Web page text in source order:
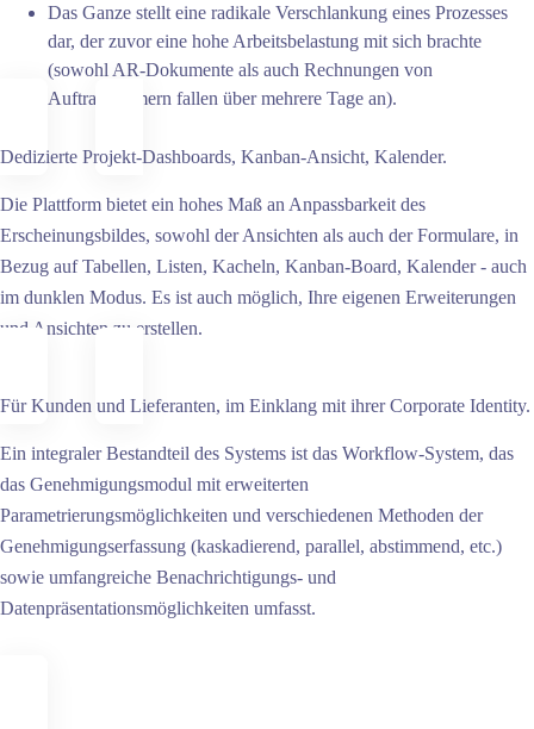
Das Ganze stellt eine radikale Verschlankung eines Prozesses
dar, der zuvor eine hohe Arbeitsbelastung mit sich brachte
(sowohl AR-Dokumente als auch Rechnungen von
Auftragnehmern fallen über mehrere Tage an).
Dedizierte Projekt-Dashboards, Kanban-Ansicht, Kalender.
Die Plattform bietet ein hohes Maß an Anpassbarkeit des
Erscheinungsbildes, sowohl der Ansichten als auch der Formulare, in
Bezug auf Tabellen, Listen, Kacheln, Kanban-Board, Kalender - auch
im dunklen Modus. Es ist auch möglich, Ihre eigenen Erweiterungen
und Ansichten zu erstellen.
Für Kunden und Lieferanten, im Einklang mit ihrer Corporate Identity.
Ein integraler Bestandteil des Systems ist das Workflow-System, das
das Genehmigungsmodul mit erweiterten
Parametrierungsmöglichkeiten und verschiedenen Methoden der
Genehmigungserfassung (kaskadierend, parallel, abstimmend, etc.)
sowie umfangreiche Benachrichtigungs- und
Datenpräsentationsmöglichkeiten umfasst.